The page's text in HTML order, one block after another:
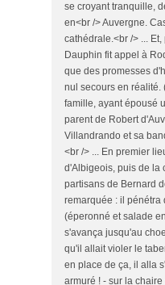
se croyant tranquille,
en<br /> Auvergne.
cathédrale.<br /> ...
Dauphin fit appel à
que des promesses
nul secours en réalité.
famille, ayant épousé
parent de Robert
Villandrando et sa
<br /> ... En premier
d'Albigeois, puis de la
partisans de Bernard
remarquée : il pénétra
(éperonné et salade
s'avança jusqu'au
qu'il allait violer le
en place de ça, il alla
armuré ! - sur la